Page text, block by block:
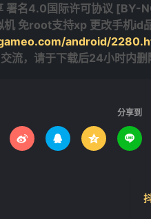
署名4.0国际许可协议 [BY-
免root支持xp 更改手机id
android/
流，请于下载后24小时内删
分享到
   